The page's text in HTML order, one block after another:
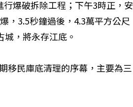
爆破拆除工程；下午3時正，安
，3.5秒鐘過後，4.3萬平方公尺
，將永存江底。
移民庫底清理的序幕，主要為三